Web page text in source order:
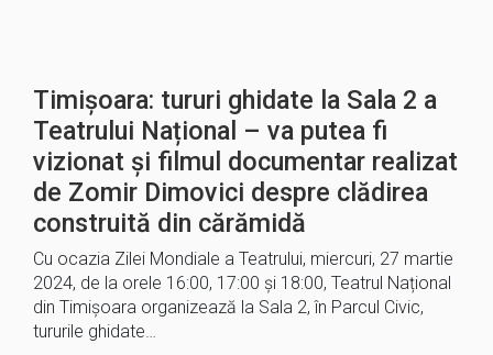
Timișoara: tururi ghidate la Sala 2 a
Teatrului Național – va putea fi
vizionat și filmul documentar realizat
de Zomir Dimovici despre clădirea
construită din cărămidă
Cu ocazia Zilei Mondiale a Teatrului, miercuri, 27 martie
2024, de la orele 16:00, 17:00 și 18:00, Teatrul Național
din Timișoara organizează la Sala 2, în Parcul Civic,
tururile ghidate…